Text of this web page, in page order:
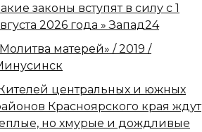
законы вступят в силу с 1
2026 года » Запад24
матерей» / 2019 /
центральных и южных
Красноярского края ждут
но хмурые и дождливые